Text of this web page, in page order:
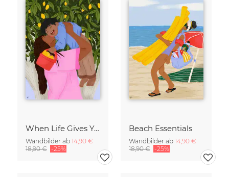
When Life Gives You Lemons
Wandbilder ab 14,90 €
18,90 € -25%
Beach Essentials
Wandbilder ab 14,90 €
18,90 € -25%